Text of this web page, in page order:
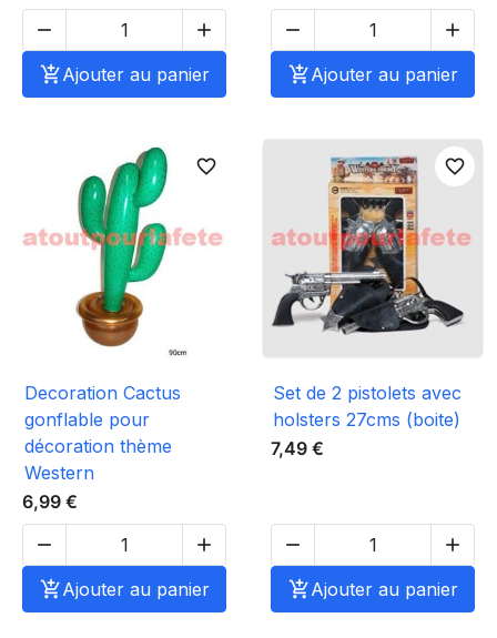


Ajouter au panier


Ajouter au panier
favorite_border
Decoration Cactus
gonflable pour
décoration thème
Western
6,99 €


Ajouter au panier
favorite_border
Set de 2 pistolets avec
holsters 27cms (boite)
7,49 €


Ajouter au panier